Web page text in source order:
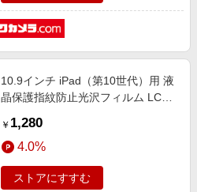
10.9インチ iPad（第10世代）用 液
晶保護指紋防止光沢フィルム LCD-
￥ 1,280
4.0%
ストアにすすむ